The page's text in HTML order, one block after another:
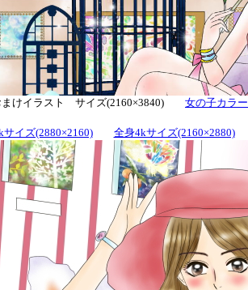
まけイラスト サイズ(2160×3840) 女の子カラー
サイズ(2880×2160) 全身4kサイズ(2160×2880)